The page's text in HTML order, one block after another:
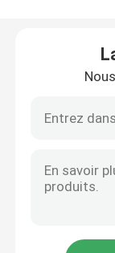
Produits
A propos de